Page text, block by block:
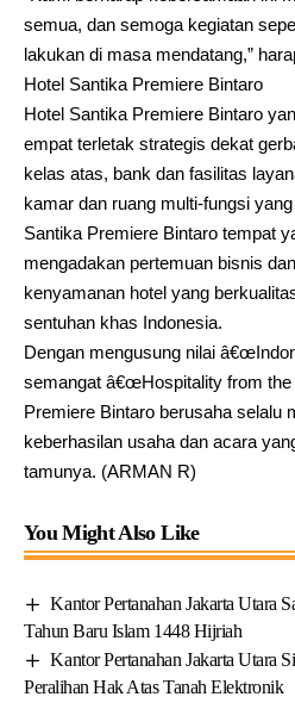
semua, dan semoga kegiatan
lakukan di masa mendatang,”
Hotel Santika Premiere Bintaro
Hotel Santika Premiere Bintaro
empat terletak strategis dekat
kelas atas, bank dan fasilitas
kamar dan ruang multi-fungsi
Santika Premiere Bintaro tempat
mengadakan pertemuan bisnis
kenyamanan hotel yang
sentuhan khas Indonesia.
Dengan mengusung nilai
semangat â€œHospitality from the
Premiere Bintaro berusaha selalu
keberhasilan usaha dan acara
tamunya. (ARMAN R)
You Might Also Like
Kantor Pertanahan Jakarta Utara
Tahun Baru Islam 1448 Hijriah
Kantor Pertanahan Jakarta Utara
Peralihan Hak Atas Tanah Elektronik